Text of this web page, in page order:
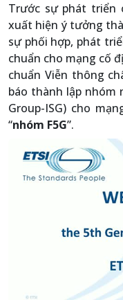
Trước sự phát triển
xuất hiện ý tưởng
sự phối hợp, phát
chuẩn cho mạng cố
chuẩn Viễn thông
báo thành lập nhóm
Group-ISG) cho
“nhóm F5G”.